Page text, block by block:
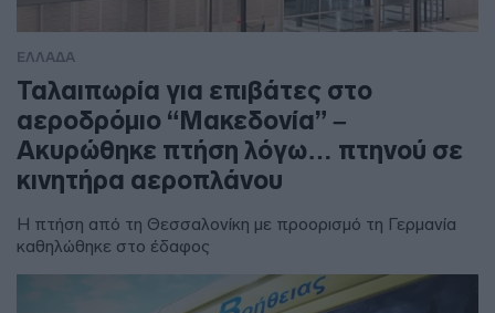
ΕΛΛΑΔΑ
Ταλαιπωρία για επιβάτες στο
αεροδρόμιο “Μακεδονία” –
Ακυρώθηκε πτήση λόγω… πτηνού σε
κινητήρα αεροπλάνου
Η πτήση από τη Θεσσαλονίκη με προορισμό τη Γερμανία
καθηλώθηκε στο έδαφος